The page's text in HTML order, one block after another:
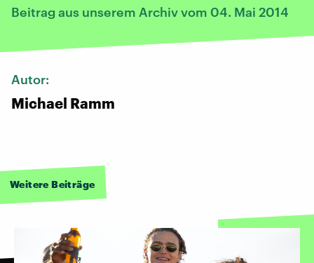
Beitrag aus unserem Archiv vom 04. Mai 2014
Autor:
Michael Ramm
Weitere Beiträge